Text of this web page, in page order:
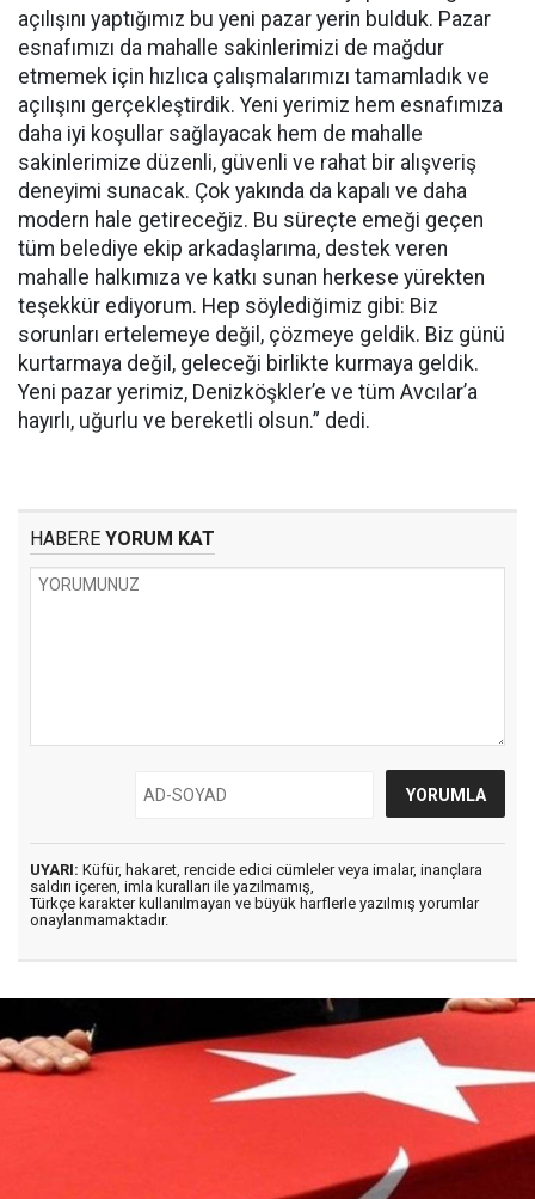
açılışını yaptığımız bu yeni pazar yerin bulduk. Pazar
esnafımızı da mahalle sakinlerimizi de mağdur
etmemek için hızlıca çalışmalarımızı tamamladık ve
açılışını gerçekleştirdik. Yeni yerimiz hem esnafımıza
daha iyi koşullar sağlayacak hem de mahalle
sakinlerimize düzenli, güvenli ve rahat bir alışveriş
deneyimi sunacak. Çok yakında da kapalı ve daha
modern hale getireceğiz. Bu süreçte emeği geçen
tüm belediye ekip arkadaşlarıma, destek veren
mahalle halkımıza ve katkı sunan herkese yürekten
teşekkür ediyorum. Hep söylediğimiz gibi: Biz
sorunları ertelemeye değil, çözmeye geldik. Biz günü
kurtarmaya değil, geleceği birlikte kurmaya geldik.
Yeni pazar yerimiz, Denizköşkler’e ve tüm Avcılar’a
hayırlı, uğurlu ve bereketli olsun.” dedi.
HABERE YORUM KAT
UYARI: Küfür, hakaret, rencide edici cümleler veya imalar, inançlara
saldırı içeren, imla kuralları ile yazılmamış,
Türkçe karakter kullanılmayan ve büyük harflerle yazılmış yorumlar
onaylanmamaktadır.